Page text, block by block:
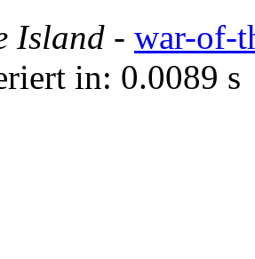
Island - war-of-
in: 0.0089 s